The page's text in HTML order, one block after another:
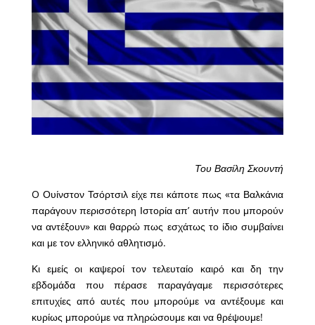
Του Βασίλη Σκουντή
O Ουίνστον Τσόρτσιλ είχε πει κάποτε πως «τα Βαλκάνια
παράγουν περισσότερη Ιστορία απ’ αυτήν που μπορούν
να αντέξουν» και θαρρώ πως εσχάτως το ίδιο συμβαίνει
και με τον ελληνικό αθλητισμό.
Κι εμείς οι καψεροί τον τελευταίο καιρό και δη την
εβδομάδα που πέρασε παραγάγαμε περισσότερες
επιτυχίες από αυτές που μπορούμε να αντέξουμε και
κυρίως μπορούμε να πληρώσουμε και να θρέψουμε!